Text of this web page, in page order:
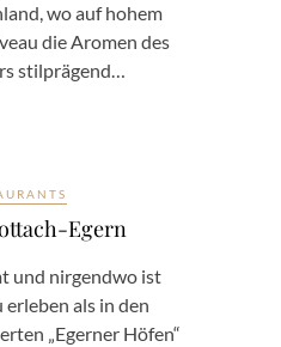
wo auf hohem
die Aromen des
stilprägend…
Egern
und nirgendwo ist
erleben als in den
„Egerner Höfen“